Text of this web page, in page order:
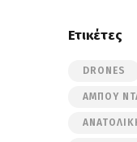
Ετικέτες
DRONES
ΆΜΠΟΥ